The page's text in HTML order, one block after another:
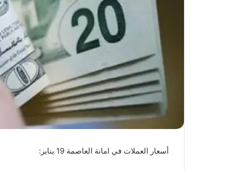
أسعار العملات في امانة العاصمة 19 يناير: